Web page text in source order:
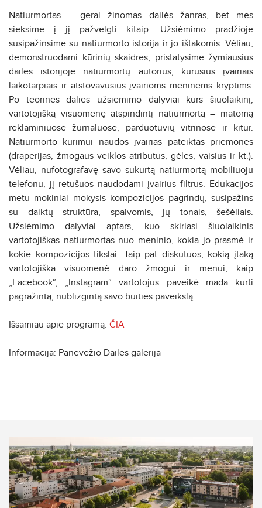
Natiurmortas – gerai žinomas dailės žanras, bet mes
sieksime į jį pažvelgti kitaip. Užsiėmimo pradžioje
susipažinsime su natiurmorto istorija ir jo ištakomis. Vėliau,
demonstruodami kūrinių skaidres, pristatysime žymiausius
dailės istorijoje natiurmortų autorius, kūrusius įvairiais
laikotarpiais ir atstovavusius įvairioms meninėms kryptims.
Po teorinės dalies užsiėmimo dalyviai kurs šiuolaikinį,
vartotojišką visuomenę atspindintį natiurmortą – matomą
reklaminiuose žurnaluose, parduotuvių vitrinose ir kitur.
Natiurmorto kūrimui naudos įvairias pateiktas priemones
(draperijas, žmogaus veiklos atributus, gėles, vaisius ir kt.).
Vėliau, nufotografavę savo sukurtą natiurmortą mobiliuoju
telefonu, jį retušuos naudodami įvairius filtrus. Edukacijos
metu mokiniai mokysis kompozicijos pagrindų, susipažins
su daiktų struktūra, spalvomis, jų tonais, šešėliais.
Užsiėmimo dalyviai aptars, kuo skiriasi šiuolaikinis
vartotojiškas natiurmortas nuo meninio, kokia jo prasmė ir
kokie kompozicijos tikslai. Taip pat diskutuos, kokią įtaką
vartotojiška visuomenė daro žmogui ir menui, kaip
„Facebook“, „Instagram“ vartotojus paveikė mada kurti
pagražintą, nublizgintą savo buities paveikslą.
Išsamiau apie programą: ČIA
Informacija: Panevėžio Dailės galerija